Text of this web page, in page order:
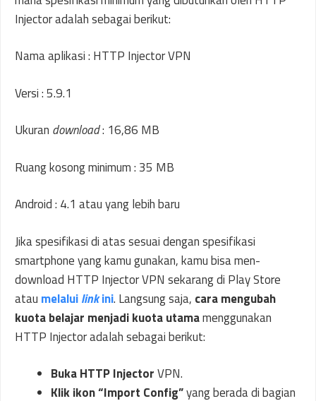
Injector adalah sebagai berikut:
Nama aplikasi : HTTP Injector VPN
Versi : 5.9.1
Ukuran download: 16,86 MB
Ruang kosong minimum : 35 MB
Android : 4.1 atau yang lebih baru
Jika spesifikasi di atas sesuai dengan spesifikasi
smartphone yang kamu gunakan, kamu bisa men-
download HTTP Injector VPN sekarang di Play Store
atau melaluilinkini. Langsung saja, cara mengubah
kuota belajar menjadi kuota utamamenggunakan
HTTP Injector adalah sebagai berikut:
Buka HTTP InjectorVPN.
Klik ikon “Import Config”yang berada di bagian